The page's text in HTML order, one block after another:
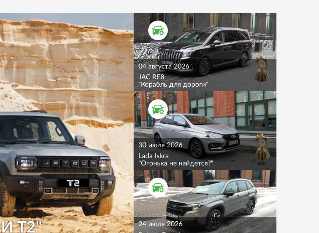
T2"
ТЕСТ ДРАЙВ
04 августа 2026
JAC RF8
"Корабль для дороги"
ТЕСТ ДРАЙВ
30 июля 2026
Lada Iskra
"Огонька не найдется?"
ТЕСТ ДРАЙВ
24 июля 2026